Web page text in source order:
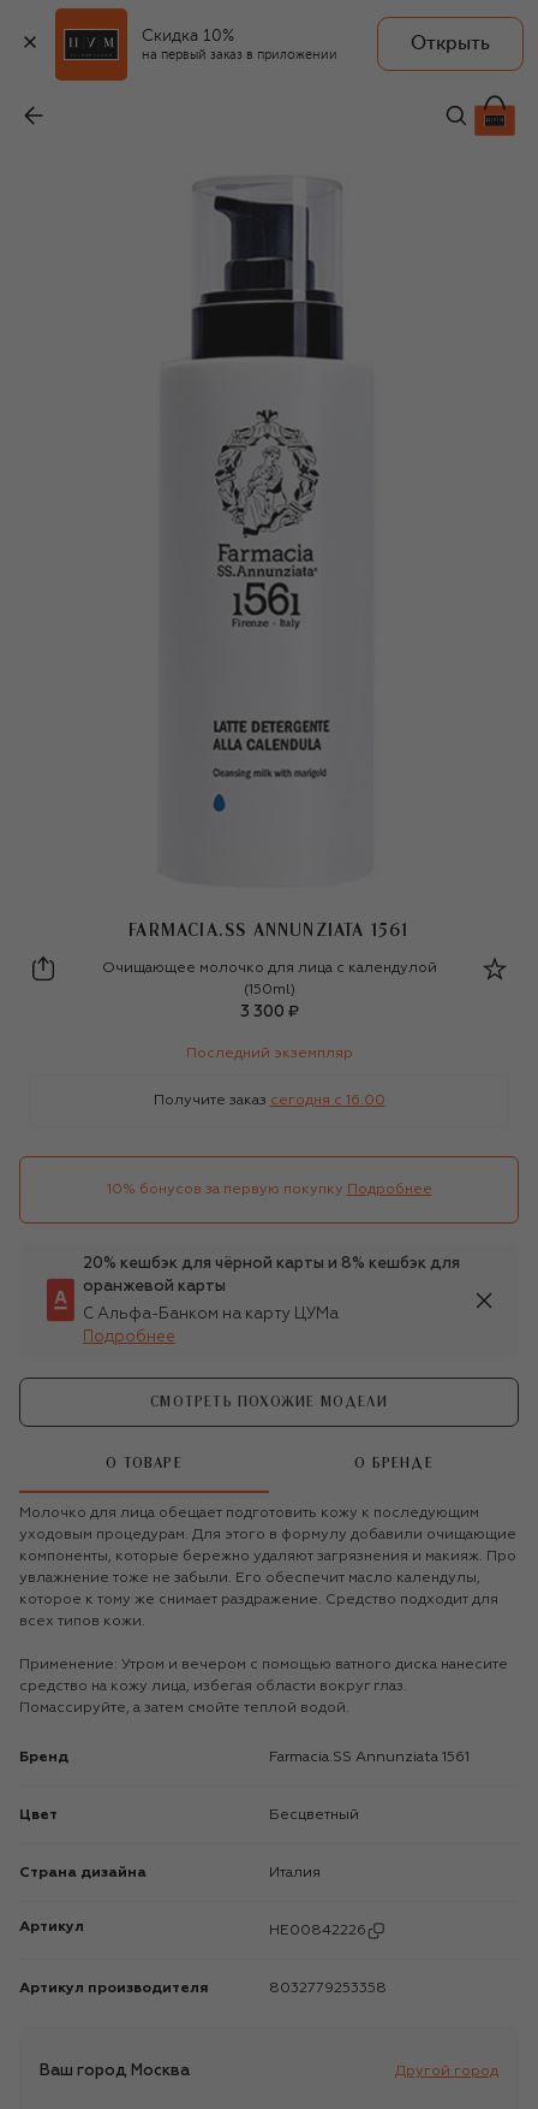
Скидка 10%
на первый заказ в приложении
Открыть
FARMACIA.SS ANNUNZIATA 1561
3 300 ₽
FARMACIA.SS ANNUNZIATA 1561
Farmacia.SS Annunziata 1561
Очищающее молочко для лица с календулой
(150ml)
3 300 ₽
Последний экземпляр
Получите заказ сегодня c 16:00
10% бонусов за первую покупку Подробнее
20% кешбэк для чёрной карты и 8% кешбэк для
оранжевой карты
С Альфа-Банком на карту ЦУМа
Подробнее
СМОТРЕТЬ ПОХОЖИЕ МОДЕЛИ
О ТОВАРЕ О БРЕНДЕ
Молочко для лица обещает подготовить кожу к последующим
уходовым процедурам. Для этого в формулу добавили очищающие
компоненты, которые бережно удаляют загрязнения и макияж. Про
увлажнение тоже не забыли. Его обеспечит масло календулы,
которое к тому же снимает раздражение. Средство подходит для
всех типов кожи.
Применение: Утром и вечером с помощью ватного диска нанесите
средство на кожу лица, избегая области вокруг глаз.
Помассируйте, а затем смойте теплой водой.
Бренд Farmacia.SS Annunziata 1561
Цвет Бесцветный
Страна дизайна Италия
Артикул HE00842226
Артикул производителя 8032779253358
Ваш город Москва Другой город